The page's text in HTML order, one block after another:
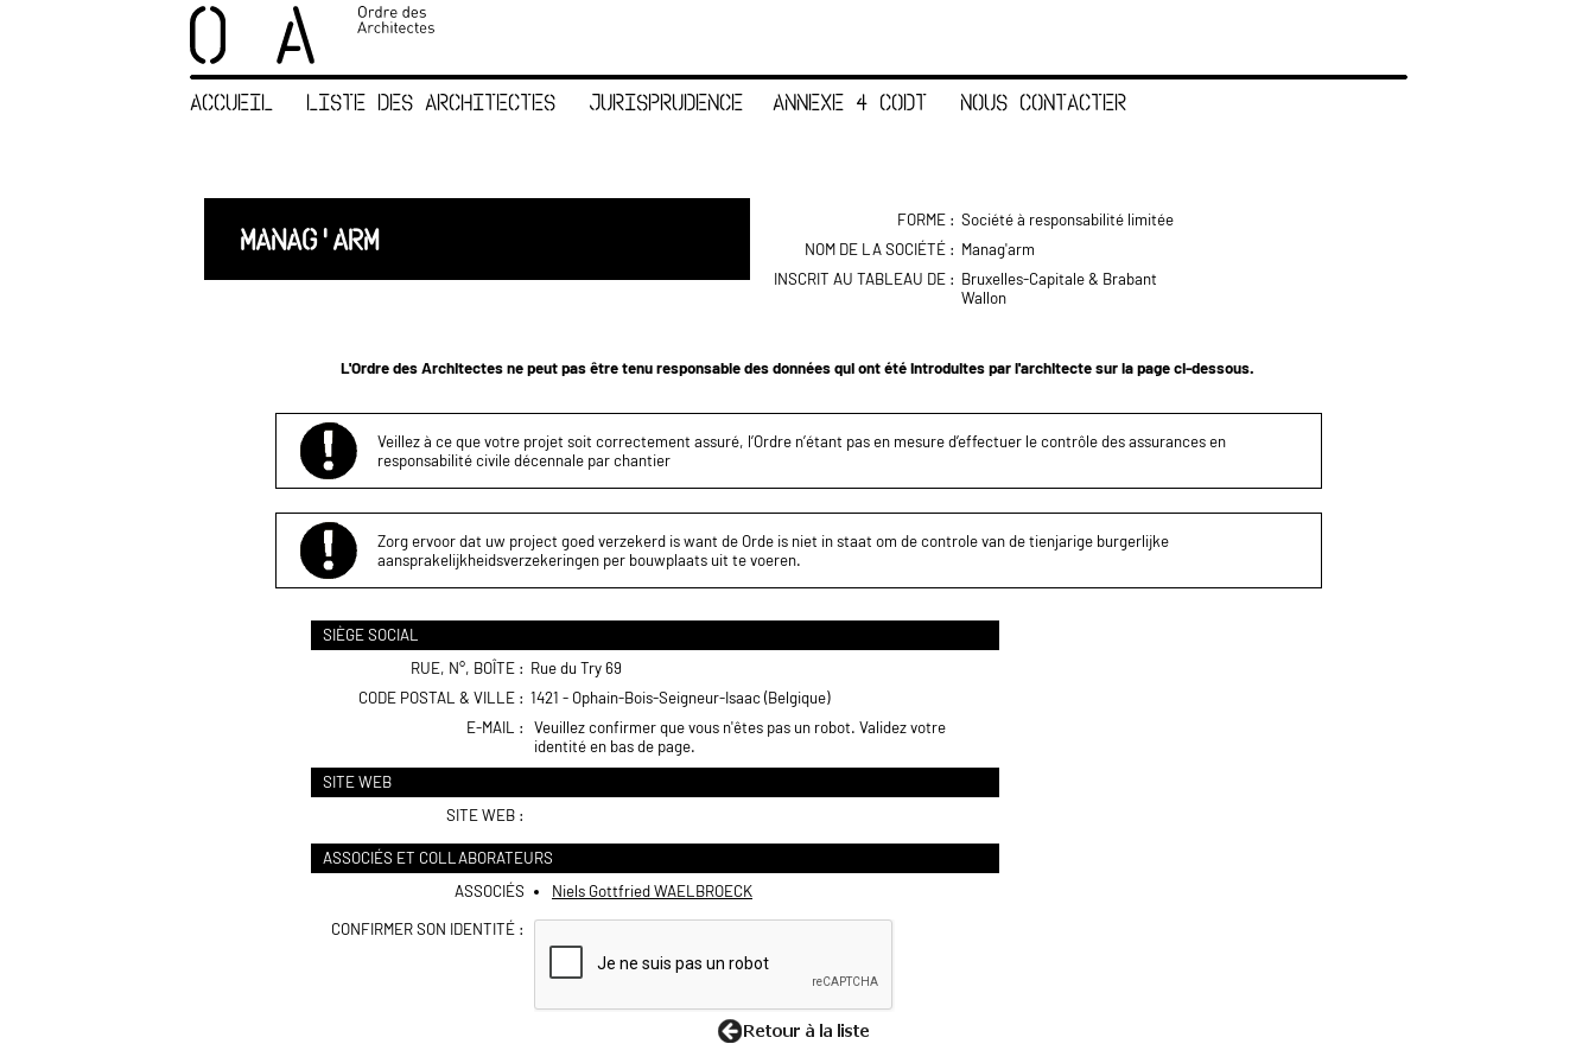
ACCUEIL LISTE DES ARCHITECTES JURISPRUDENCE ANNEXE 4 CODT NOUS CONTACTER
MANAG'ARM
FORME : Société à responsabilité limitée
NOM DE LA SOCIÉTÉ : Manag'arm
INSCRIT AU TABLEAU DE : Bruxelles-Capitale & Brabant
Wallon
L'Ordre des Architectes ne peut pas être tenu responsable des données qui ont été introduites par l'architecte sur la page ci-dessous.
Veillez à ce que votre projet soit correctement assuré, l’Ordre n’étant pas en mesure d’effectuer le contrôle des assurances en
responsabilité civile décennale par chantier
Zorg ervoor dat uw project goed verzekerd is want de Orde is niet in staat om de controle van de tienjarige burgerlijke
aansprakelijkheidsverzekeringen per bouwplaats uit te voeren.
SIÈGE SOCIAL
RUE, N°, BOÎTE : Rue du Try 69
CODE POSTAL & VILLE : 1421 - Ophain-Bois-Seigneur-Isaac (Belgique)
E-MAIL :
Veuillez confirmer que vous n'êtes pas un robot. Validez votre
identité en bas de page.
SITE WEB
SITE WEB :
ASSOCIÉS ET COLLABORATEURS
ASSOCIÉS
Niels Gottfried WAELBROECK
CONFIRMER SON IDENTITÉ :